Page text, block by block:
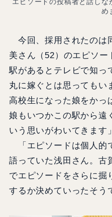
エピソードの投稿者と話しな
め
今回、採用されたのは
美さん（52）のエピソ
駅があるとテレビで知っ
丸に嫁ぐとは思ってもい
高校生になった娘をかっ
娘もいつかこの駅から
いう思いがわいてきます
「エピソードは個人的
語っていた浅田さん。古
でエピソードをさらに掘
するか決めていったそう